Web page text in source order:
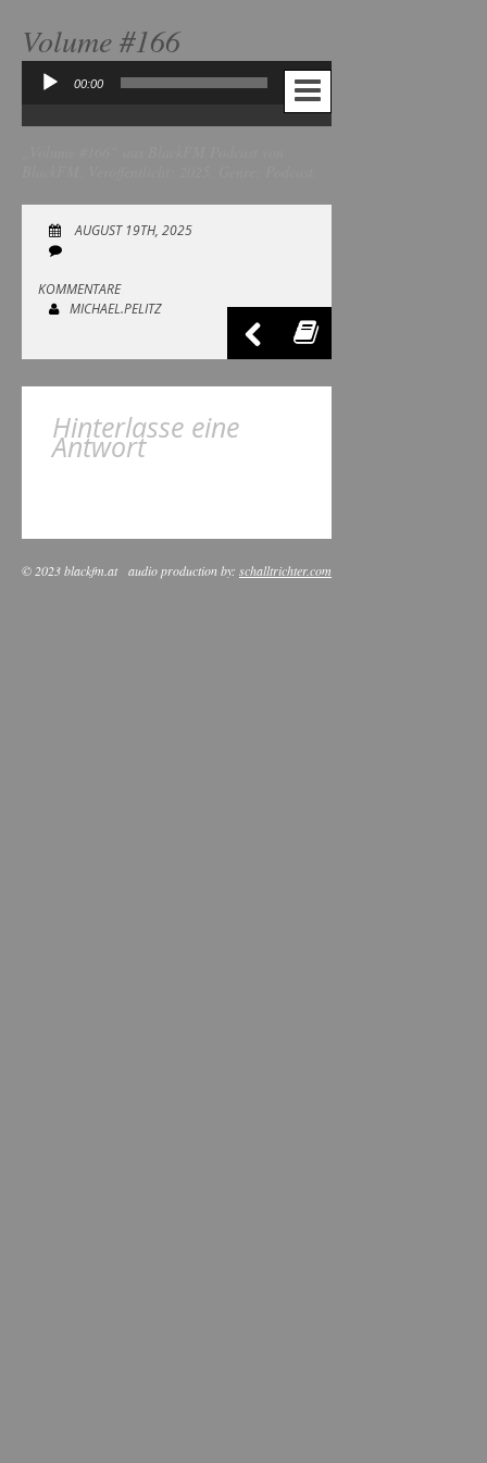
Volume #166
Audio-
00:00 00:00
AUGUST 19TH, 2025
KOMMENTARE
MICHAEL.PELITZ
Hinterlasse eine
Antwort
© 2023 blackfm.at audio production by: schalltrichter.com